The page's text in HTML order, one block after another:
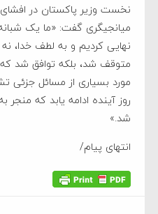
نخست وزیر پاکستان در
میانجیگری گفت: «ما یک
نهایی کردیم و به لطف خدا،
متوقف شد، بلکه توافق شد
روز آینده ادامه یابد که
شد.»
انتهای پیام/